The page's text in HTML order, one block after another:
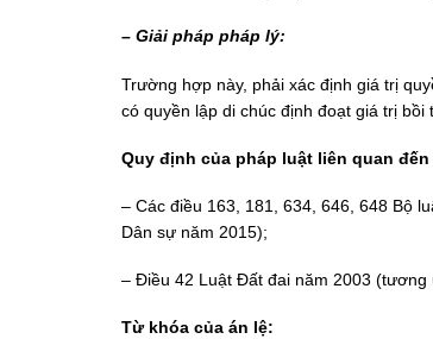
– Giải pháp pháp lý:
Trường hợp này, phải xác định giá trị
có quyền lập di chúc định đoạt giá trị bồi
Quy định của pháp luật liên quan đến
– Các điều 163, 181, 634, 646, 648 Bộ
Dân sự năm 2015);
– Điều 42 Luật Đất đai năm 2003
Từ khóa của án lệ: